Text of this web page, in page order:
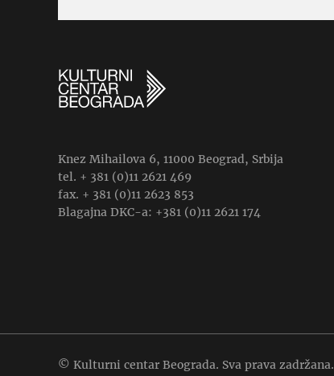
Knez Mihailova 6, 11000 Beograd, Srbija
tel. + 381 (0)11 2621 469
fax. + 381 (0)11 2623 853
Blagajna DKC-a: +381 (0)11 2621 174
© Kulturni centar Beograda. Sva prava zadržana.